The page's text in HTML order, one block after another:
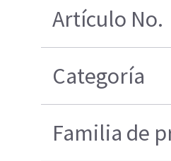
Artículo No.
Categoría
Familia de